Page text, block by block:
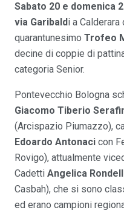
Sabato 20 e domenica
via Garibaldi a
quarantunesimo Trofeo
decine di coppie di
categoria Senior.
Pontevecchio Bologna
Giacomo Tiberio
(Arcispazio Piumazzo),
Edoardo Antonaci con
Rovigo), attualmente
Cadetti Angelica
Casbah), che si sono
ed erano campioni